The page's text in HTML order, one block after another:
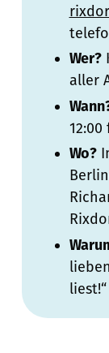
Wer?
aller
Wo?
liest!“